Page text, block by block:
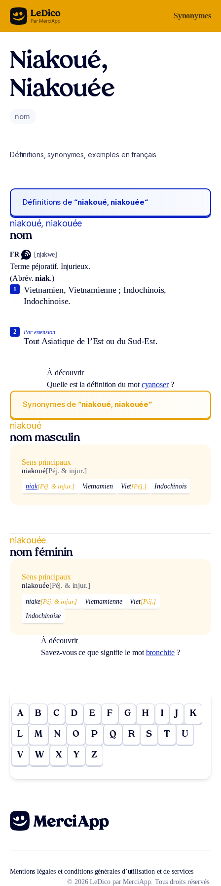
Aller au contenu Synonymes
Niakoué,
Niakouée
nom
Définitions, synonymes, exemples en français
Définitions de “niakoué, niakouée“
niakoué, niakouée
nom
FR [njakwe]
Terme péjoratif. Injurieux.
(Abrév. niak.)
Vietnamien, Vietnamienne ; Indochinois,
Indochinoise.
1
Par extension.
Tout Asiatique de l’Est ou du Sud-Est.
2
À découvrir
Quelle est la définition du mot cyanoser?
Synonymes de “niakoué, niakouée“
niakoué
nom masculin
Sens principaux
niakoué[Péj. & injur.]
niak[Péj. & injur.] Vietnamien Viet[Péj.] Indochinois
niakouée
nom féminin
Sens principaux
niakouée[Péj. & injur.]
niake[Péj. & injur.] Vietnamienne Viet[Péj.]
Indochinoise
À découvrir
Savez-vous ce que signifie le mot bronchite?
A B C D E F G H I J K
L M N O P Q R S T U
V W X Y Z
Mentions légales et conditions générales d’utilisation et de services
© 2026 LeDico par MerciApp. Tous droits réservés.